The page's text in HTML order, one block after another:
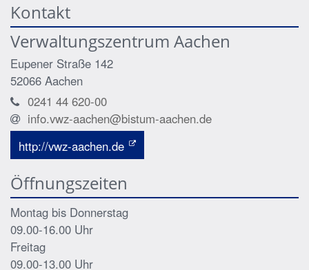
Kontakt
Verwaltungszentrum Aachen
Eupener Straße 142
52066 Aachen
0241 44 620-00
info.vwz-aachen@bistum-aachen.de
http://vwz-aachen.de
Öffnungszeiten
Montag bis Donnerstag
09.00-16.00 Uhr
Freitag
09.00-13.00 Uhr